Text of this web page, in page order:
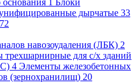
основания 1 Блоки
дырчатые 33
навозоудаления (ЛБК) 2
трехшарнирные для с/х зданий
4 Элементы железобетонных
(зернохранилищ) 20